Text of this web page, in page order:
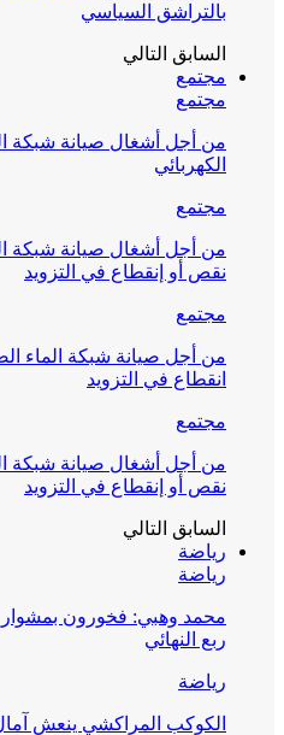
بالتراشق السياسي
السابق التالي
مجتمع
مجتمع
من أجل أشغال صيانة شبكة
الكهربائي
مجتمع
من أجل أشغال صيانة شبكة
نقص أو إنقطاع في التزويد
مجتمع
من أجل صيانة شبكة الماء
انقطاع في التزويد
مجتمع
من أجل أشغال صيانة شبكة
نقص أو إنقطاع في التزويد
السابق التالي
رياضة
رياضة
محمد وهبي: فخورون بمشوار
ربع النهائي
رياضة
الكوكب المراكشي ينعش